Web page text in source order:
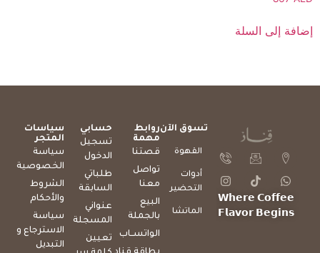
إضافة إلى السلة
𝗪𝗵𝗲𝗿𝗲 𝗖𝗼𝗳𝗳𝗲𝗲
𝗙𝗹𝗮𝘃𝗼𝗿 𝗕𝗲𝗴𝗶𝗻𝘀
تسوق الآن
القهوة
أدوات
التحضير
الماتشا
روابط
مهمة
قصتنا
تواصل
معنا
البيع
بالجملة
الواتســاب
حسابي
تسجيل
الدخول
طلباتي
السابقة
عنواني
المسجلة
تعيين
سياسات
المتجر
سياسة
الخصوصية
الشروط
والأحكام
سياسة
الاسترجاع و
التبديل